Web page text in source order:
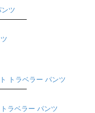
ラベラー パンツ